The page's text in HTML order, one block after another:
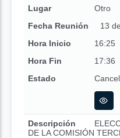
Lugar
Otro
Fecha Reunión
13
Hora Inicio
16:25
Hora Fin
17:36
Estado
Descripción
DE LA COMISIÓN